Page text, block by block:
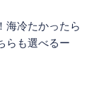
海冷たかったら
らも選べるー